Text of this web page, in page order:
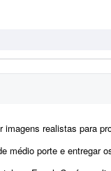
3D. Preciso de agilidade para trabalhos com curto
desenhos técnicos realizados em